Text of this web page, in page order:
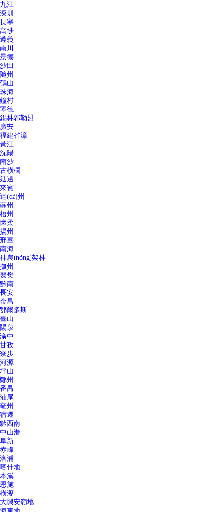
九江
深圳
長寧
高埗
遵義
南川
景德
沙田
隨州
鶴山
珠海
鐘村
寧德
錫林郭勒盟
廣安
福建省漳
黃江
沈陽
南沙
古橫欄
延邊
來賓
達(dá)州
蘇州
梧州
懷柔
揚州
邢臺
南海
神農(nóng)架林
撫州
襄樊
黔南
長安
金昌
鄂爾多斯
臺山
陽泉
渝中
甘孜
寮步
河源
坪山
鄭州
番禺
汕尾
亳州
宿遷
黔西南
中山港
阜新
赤峰
洛浦
喀什地
本溪
恩施
橫瀝
大興安嶺地